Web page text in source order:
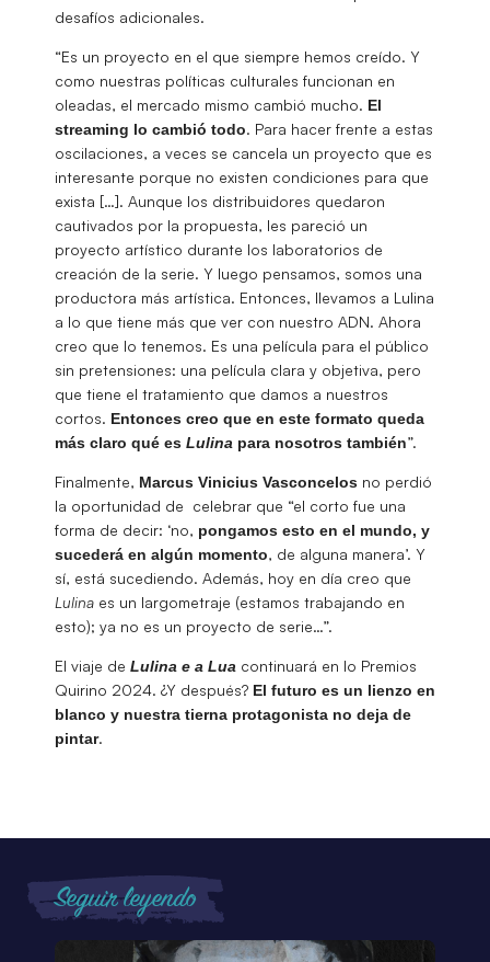
desafíos adicionales.
“Es un proyecto en el que siempre hemos creído. Y
como nuestras políticas culturales funcionan en
oleadas, el mercado mismo cambió mucho. El
streaming lo cambió todo. Para hacer frente a estas
oscilaciones, a veces se cancela un proyecto que es
interesante porque no existen condiciones para que
exista […]. Aunque los distribuidores quedaron
cautivados por la propuesta, les pareció un
proyecto artístico durante los laboratorios de
creación de la serie. Y luego pensamos, somos una
productora más artística. Entonces, llevamos a Lulina
a lo que tiene más que ver con nuestro ADN. Ahora
creo que lo tenemos. Es una película para el público
sin pretensiones: una película clara y objetiva, pero
que tiene el tratamiento que damos a nuestros
cortos. Entonces creo que en este formato queda
más claro qué es Lulina para nosotros también”.
Finalmente, Marcus Vinicius Vasconcelos no perdió
la oportunidad de celebrar que “el corto fue una
forma de decir: ‘no, pongamos esto en el mundo, y
sucederá en algún momento, de alguna manera’. Y
sí, está sucediendo. Además, hoy en día creo que
Lulina es un largometraje (estamos trabajando en
esto); ya no es un proyecto de serie…”.
El viaje de Lulina e a Lua continuará en lo Premios
Quirino 2024. ¿Y después? El futuro es un lienzo en
blanco y nuestra tierna protagonista no deja de
pintar.
Seguir leyendo